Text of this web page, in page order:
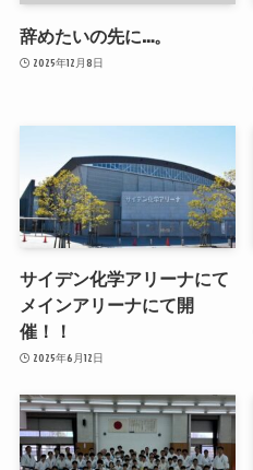
辞めたいの先に…。
2025年12月8日
サイデン化学アリーナにて
メインアリーナにて開
催！！
2025年6月12日